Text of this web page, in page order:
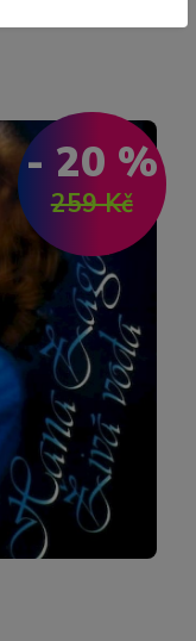
259 Kč
- 20 %